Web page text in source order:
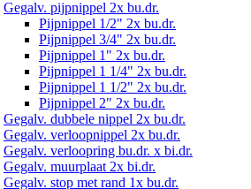
Gegalv. pijpnippel 2x bu.dr.
Pijpnippel 1/2" 2x bu.dr.
Pijpnippel 3/4" 2x bu.dr.
Pijpnippel 1" 2x bu.dr.
Pijpnippel 1 1/4" 2x bu.dr.
Pijpnippel 1 1/2" 2x bu.dr.
Pijpnippel 2" 2x bu.dr.
Gegalv. dubbele nippel 2x bu.dr.
Gegalv. verloopnippel 2x bu.dr.
Gegalv. verloopring bu.dr. x bi.dr.
Gegalv. muurplaat 2x bi.dr.
Gegalv. stop met rand 1x bu.dr.